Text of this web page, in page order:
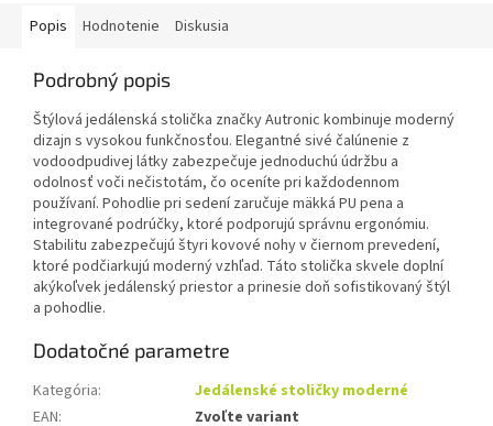
Popis Hodnotenie Diskusia
Podrobný popis
Štýlová jedálenská stolička značky Autronic kombinuje moderný
dizajn s vysokou funkčnosťou. Elegantné sivé čalúnenie z
vodoodpudivej látky zabezpečuje jednoduchú údržbu a
odolnosť voči nečistotám, čo oceníte pri každodennom
používaní. Pohodlie pri sedení zaručuje mäkká PU pena a
integrované podrúčky, ktoré podporujú správnu ergonómiu.
Stabilitu zabezpečujú štyri kovové nohy v čiernom prevedení,
ktoré podčiarkujú moderný vzhľad. Táto stolička skvele doplní
akýkoľvek jedálenský priestor a prinesie doň sofistikovaný štýl
a pohodlie.
Dodatočné parametre
Kategória:
Jedálenské stoličky moderné
EAN: Zvoľte variant